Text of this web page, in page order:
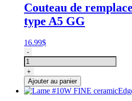
Couteau de
type A5 GG
16.99$
quantité
de
Couteau
de
remplacement
pour
-
+
Ajouter au panier